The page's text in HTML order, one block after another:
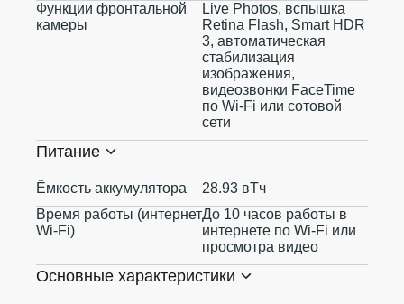
Функции фронтальной
камеры
Live Photos, вспышка
Retina Flash, Smart HDR
3, автоматическая
стабилизация
изображения,
видеозвонки FaceTime
по Wi‑Fi или сотовой
сети
Питание
Ёмкость аккумулятора
28.93 вТч
Время работы (интернет
Wi-Fi)
До 10 часов работы в
интернете по Wi‑Fi или
просмотра видео
Основные характеристики